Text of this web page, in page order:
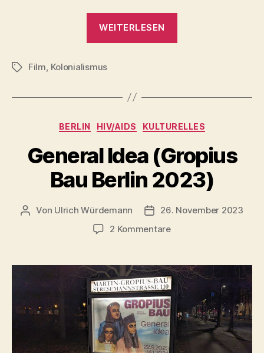
WEITERLESEN
Schlagwörter
Film, Kolonialismus
Kategorien
BERLIN HIV/AIDS KULTURELLES
General Idea (Gropius
Bau Berlin 2023)
Beitragsautor
Von Ulrich Würdemann Beitragsdatum
26. November 2023
2 Kommentarezu
(Gropius
Bau
Berlin
2023)